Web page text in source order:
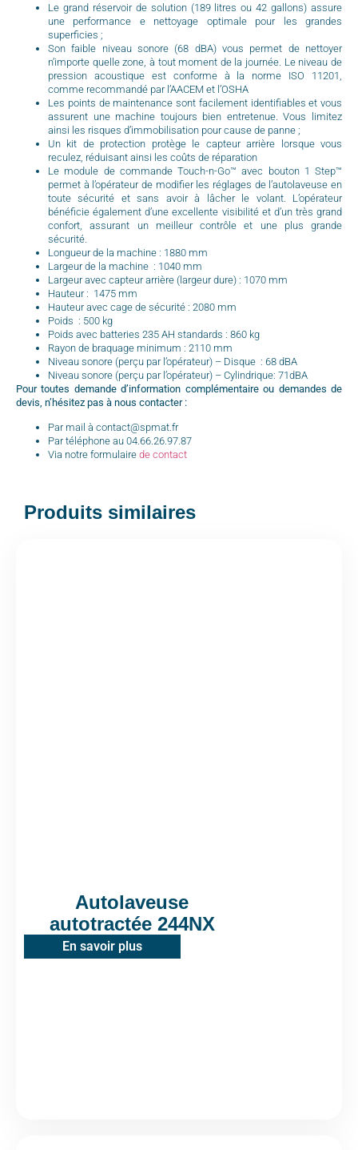
Le grand réservoir de solution (189 litres ou 42 gallons) assure
une performance e nettoyage optimale pour les grandes
superficies ;
Son faible niveau sonore (68 dBA) vous permet de nettoyer
n’importe quelle zone, à tout moment de la journée. Le niveau de
pression acoustique est conforme à la norme ISO 11201,
comme recommandé par l’AACEM et l’OSHA
Les points de maintenance sont facilement identifiables et vous
assurent une machine toujours bien entretenue. Vous limitez
ainsi les risques d’immobilisation pour cause de panne ;
Un kit de protection protège le capteur arrière lorsque vous
reculez, réduisant ainsi les coûts de réparation
Le module de commande Touch-n-Go™ avec bouton 1 Step™
permet à l’opérateur de modifier les réglages de l’autolaveuse en
toute sécurité et sans avoir à lâcher le volant. L’opérateur
bénéficie également d’une excellente visibilité et d’un très grand
confort, assurant un meilleur contrôle et une plus grande
sécurité.
Longueur de la machine : 1880 mm
Largeur de la machine : 1040 mm
Largeur avec capteur arrière (largeur dure) : 1070 mm
Hauteur : 1475 mm
Hauteur avec cage de sécurité : 2080 mm
Poids : 500 kg
Poids avec batteries 235 AH standards : 860 kg
Rayon de braquage minimum : 2110 mm
Niveau sonore (perçu par l’opérateur) – Disque : 68 dBA
Niveau sonore (perçu par l’opérateur) – Cylindrique: 71dBA
Pour toutes demande d’information complémentaire ou demandes de
devis, n’hésitez pas à nous contacter :
Par mail à contact@spmat.fr
Par téléphone au 04.66.26.97.87
Via notre formulaire de contact
Produits similaires
Autolaveuse
autotractée 244NX
En savoir plus